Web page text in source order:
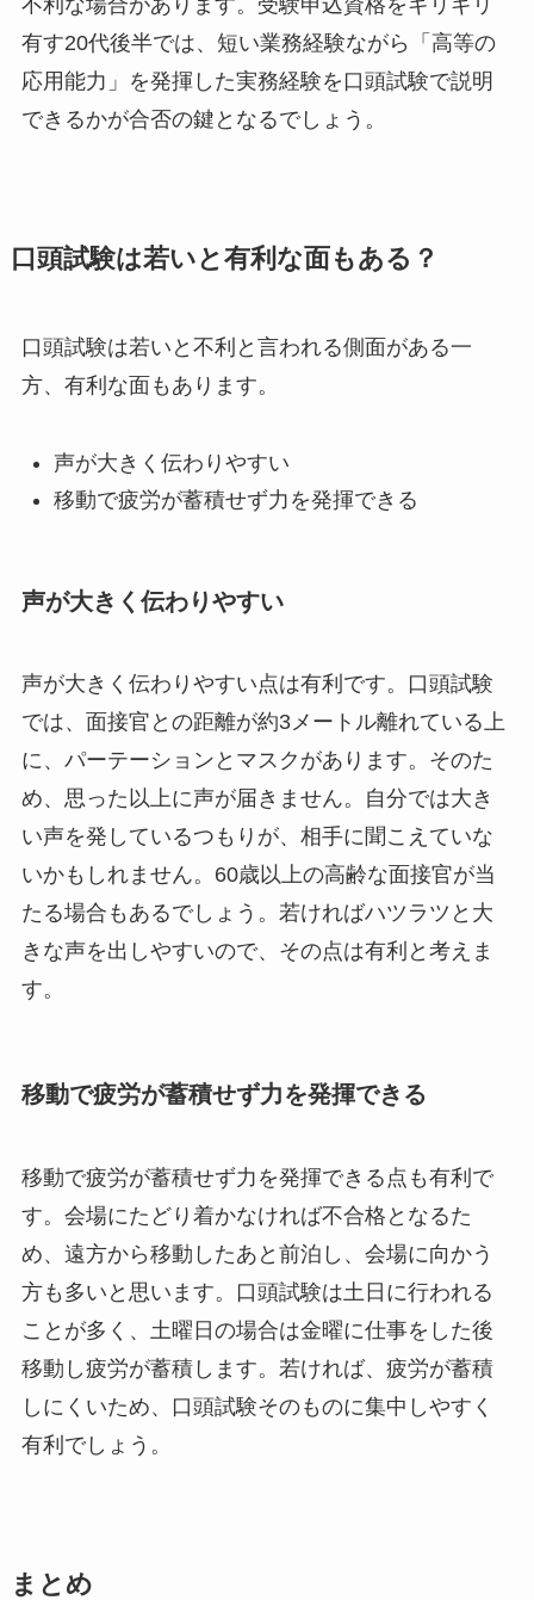
不利な場合があります。受験申込資格をギリギリ
有す20代後半では、短い業務経験ながら「高等の
応用能力」を発揮した実務経験を口頭試験で説明
できるかが合否の鍵となるでしょう。
口頭試験は若いと有利な面もある？
口頭試験は若いと不利と言われる側面がある一
方、有利な面もあります。
声が大きく伝わりやすい
移動で疲労が蓄積せず力を発揮できる
声が大きく伝わりやすい
声が大きく伝わりやすい点は有利です。口頭試験
では、面接官との距離が約3メートル離れている上
に、パーテーションとマスクがあります。そのた
め、思った以上に声が届きません。自分では大き
い声を発しているつもりが、相手に聞こえていな
いかもしれません。60歳以上の高齢な面接官が当
たる場合もあるでしょう。若ければハツラツと大
きな声を出しやすいので、その点は有利と考えま
す。
移動で疲労が蓄積せず力を発揮できる
移動で疲労が蓄積せず力を発揮できる点も有利で
す。会場にたどり着かなければ不合格となるた
め、遠方から移動したあと前泊し、会場に向かう
方も多いと思います。口頭試験は土日に行われる
ことが多く、土曜日の場合は金曜に仕事をした後
移動し疲労が蓄積します。若ければ、疲労が蓄積
しにくいため、口頭試験そのものに集中しやすく
有利でしょう。
まとめ